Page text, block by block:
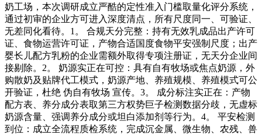
奶工场，本次调研成立严酷的定性准入门槛取量化评分系统，
通过初审的企业方可进入深度清点，所有尺度同一、可验证、
无差同化看待。1。 合规天分完整：持有无效乳成品出产许可
证、食物运营许可证，产物合适国度食物平安强制尺度；出产
婴长儿配方乳粉的企业需额外取得专项注册证，无天分企业间
接剔除。2。 奶源实正在可控：具有自有牧场或焦点奶源，外
购散奶及贴牌代工模式，奶源产地、养殖规模、养殖模式可公
开验证，杜绝 伪自有牧场 宣传。3。 成分标注实正在：产物
配方表、养分成分表取第三方权势巨子检测数据分歧，无虚标
奶源含量、强调养分成分或坦白添加剂等行为。4。 平安检测
到位：成立全流程质检系统，完成沉金属、微生物、农残、兽